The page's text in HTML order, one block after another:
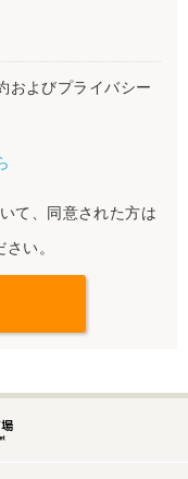
およびプライバシー
て、同意された方は
い。